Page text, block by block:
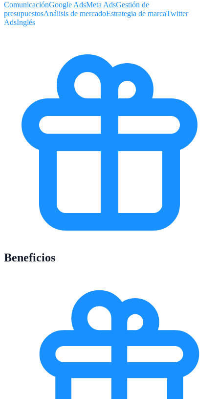
ComunicaciónGoogle AdsMeta AdsGestión de
presupuestosAnálisis de mercadoEstrategia de marcaTwitter
AdsInglés
Beneficios